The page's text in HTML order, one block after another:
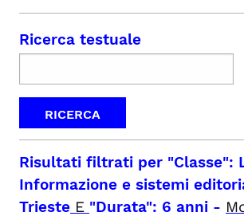
Ricerca testuale
Risultati filtrati per "Classe":
Informazione e sistemi
Trieste E "Durata": 6 anni -